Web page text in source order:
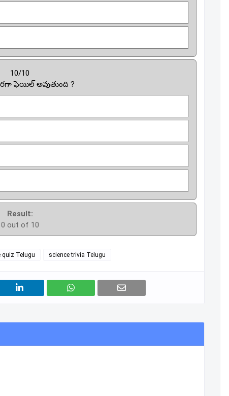
10/10
ఫెయిల్ అవుతుంది ?
Result:
0 out of 10
quiz Telugu science trivia Telugu